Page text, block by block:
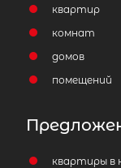
квартир
комнат
домов
помещений
квартиры в